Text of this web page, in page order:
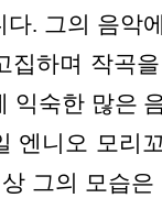
. 그의 음악
집하며 작곡
익숙한 많은
엔니오 모리
그의 모습은